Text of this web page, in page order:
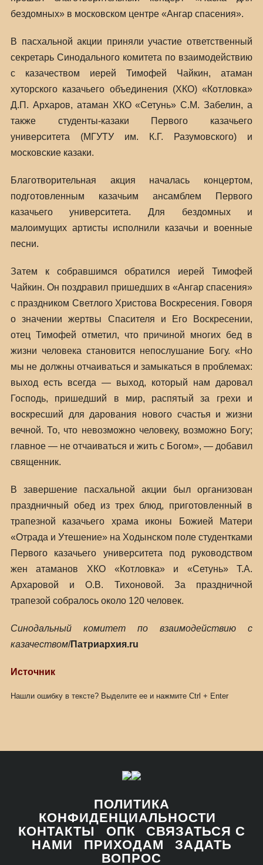
бездомных» в московском центре «Ангар спасения».
В пасхальной акции приняли участие ответственный
секретарь Синодального комитета по взаимодействию
с казачеством иерей Тимофей Чайкин, атаман
хуторского казачьего объединения (ХКО) «Котловка»
Д.П. Архаров, атаман ХКО «Сетунь» С.М. Забелин, а
также студенты-казаки Первого казачьего
университета (МГУТУ им. К.Г. Разумовского) и
московские казаки.
Благотворительная акция началась концертом,
подготовленным казачьим ансамблем Первого
казачьего университета. Для бездомных и
малоимущих артисты исполнили казачьи и военные
песни.
Затем к собравшимся обратился иерей Тимофей
Чайкин. Он поздравил пришедших в «Ангар спасения»
с праздником Светлого Христова Воскресения. Говоря
о значении жертвы Спасителя и Его Воскресении,
отец Тимофей отметил, что причиной многих бед в
жизни человека становится непослушание Богу. «Но
мы не должны отчаиваться и замыкаться в проблемах:
выход есть всегда — выход, который нам даровал
Господь, пришедший в мир, распятый за грехи и
воскресший для дарования нового счастья и жизни
вечной. То, что невозможно человеку, возможно Богу;
главное — не отчаиваться и жить с Богом», — добавил
священник.
В завершение пасхальной акции был организован
праздничный обед из трех блюд, приготовленный в
трапезной казачьего храма иконы Божией Матери
«Отрада и Утешение» на Ходынском поле студентками
Первого казачьего университета под руководством
жен атаманов ХКО «Котловка» и «Сетунь» Т.А.
Архаровой и О.В. Тихоновой. За праздничной
трапезой собралось около 120 человек.
Синодальный комитет по взаимодействию с
казачеством/Патриархия.ru
Источник
Нашли ошибку в тексте? Выделите ее и нажмите Ctrl + Enter
ПОЛИТИКА
КОНФИДЕНЦИАЛЬНОСТИ
КОНТАКТЫ
ОПК
СВЯЗАТЬСЯ С
НАМИ
ПРИХОДАМ
ЗАДАТЬ
ВОПРОС